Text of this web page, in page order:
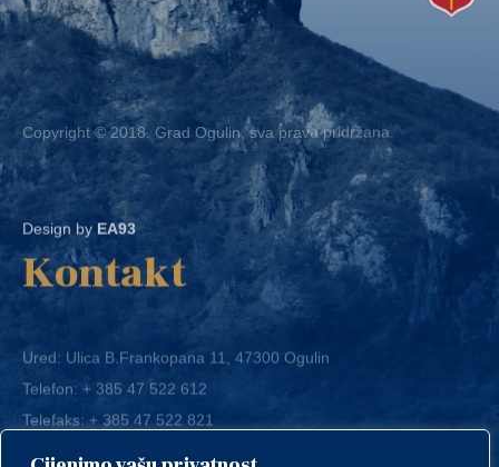
Copyright © 2018. Grad Ogulin, sva prava pridržana.
Design by EA93
Kontakt
Ured: Ulica B.Frankopana 11, 47300 Ogulin
Telefon:+ 385 47 522 612
Telefaks:+ 385 47 522 821
E-mail:grad-ogulin@ogulin.hr